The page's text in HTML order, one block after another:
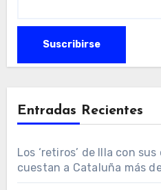
Entradas Recientes
Los ‘retiros’ de Illa con
cuestan a Cataluña más